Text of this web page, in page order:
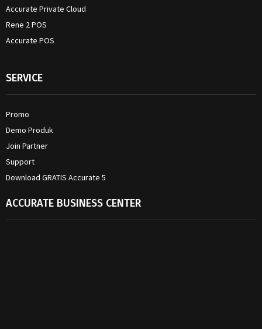
Accurate Private Cloud
Rene 2 POS
Accurate POS
SERVICE
Promo
Demo Produk
Join Partner
Support
Download GRATIS Accurate 5
ACCURATE BUSINESS CENTER